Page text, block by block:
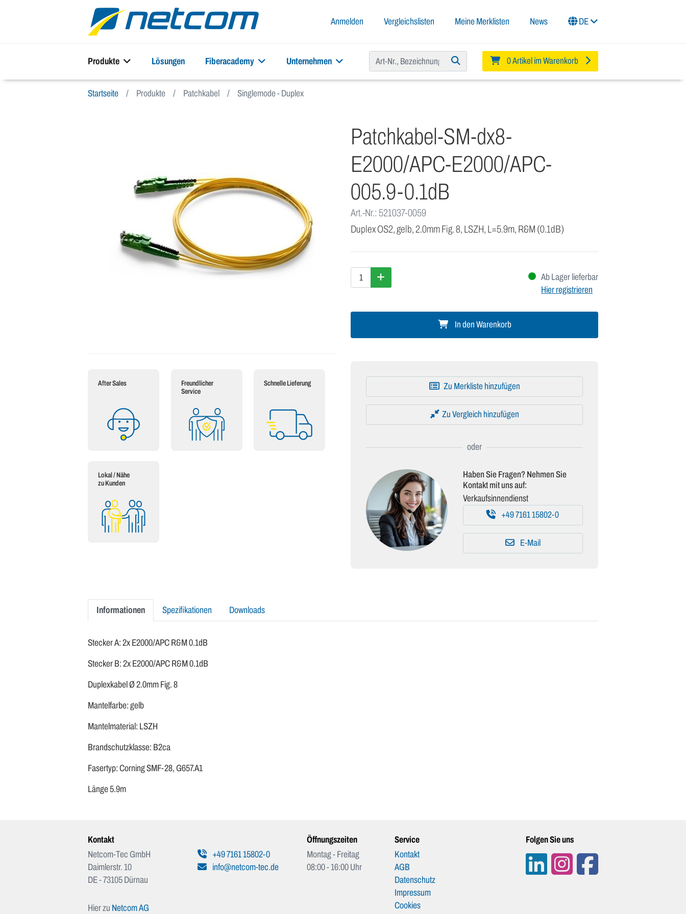
Anmelden Vergleichslisten Meine Merklisten News DE
Produkte Lösungen Fiberacademy Unternehmen 0 Artikel im Warenkorb
Startseite Produkte Patchkabel Singlemode - Duplex
After Sales
Freundlicher
Service
Schnelle Lieferung
Lokal / Nähe
zu Kunden
Patchkabel-SM-dx8-
E2000/APC-E2000/APC-
005.9-0.1dB
Art.-Nr.: 521037-0059
Duplex OS2, gelb, 2.0mm Fig. 8, LSZH, L=5.9m, R&M (0.1dB)
Ab Lager lieferbar
Hier registrieren
In den Warenkorb
Zu Merkliste hinzufügen
Zu Vergleich hinzufügen
Haben Sie Fragen? Nehmen Sie
Kontakt mit uns auf:
Verkaufsinnendienst
+49 7161 15802-0
E-Mail
Informationen Spezifikationen Downloads
Stecker A: 2x E2000/APC R&M 0.1dB
Stecker B: 2x E2000/APC R&M 0.1dB
Duplexkabel Ø 2.0mm Fig. 8
Mantelfarbe: gelb
Mantelmaterial: LSZH
Brandschutzklasse: B2ca
Fasertyp: Corning SMF-28, G657.A1
Länge 5.9m
Kontakt
Netcom-Tec GmbH
Daimlerstr. 10
DE - 73105 Dürnau
+49 7161 15802-0
info@netcom-tec.de
Hier zu Netcom AG
Öffnungszeiten
Montag - Freitag
08:00 - 16:00 Uhr
Service
Kontakt
AGB
Datenschutz
Impressum
Cookies
Folgen Sie uns